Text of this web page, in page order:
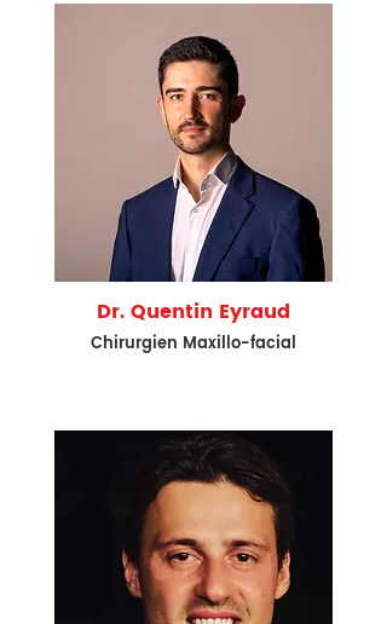
Dr. Quentin Eyraud
Chirurgien Maxillo-facial